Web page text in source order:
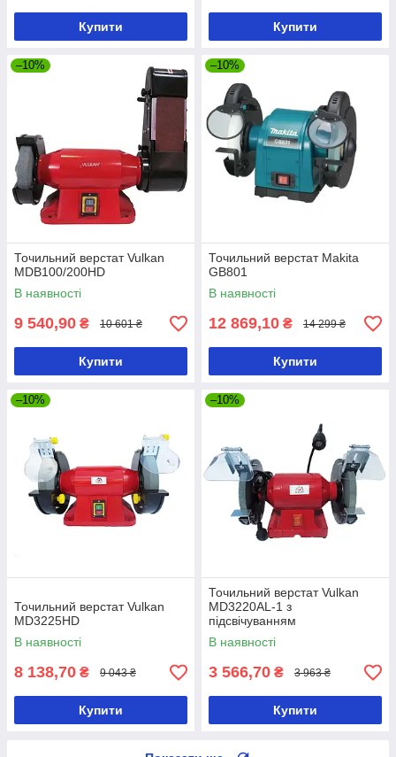
Купити Купити
–10%
Точильний верстат Vulkan
MDB100/200HD
В наявності
9 540,90 ₴ 10 601 ₴
Купити
–10%
Точильний верстат Makita
GB801
В наявності
12 869,10 ₴ 14 299 ₴
Купити
–10%
Точильний верстат Vulkan
MD3225HD
В наявності
8 138,70 ₴ 9 043 ₴
Купити
–10%
Точильний верстат Vulkan
MD3220AL-1 з
підсвічуванням
В наявності
3 566,70 ₴ 3 963 ₴
Купити